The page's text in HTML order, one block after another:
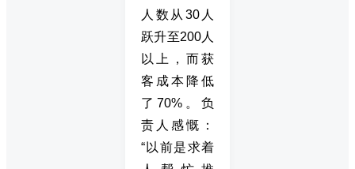
人数从30人
跃升至200人
以上，而获
客成本降低
了70%。负
责人感慨：
“以前是求着